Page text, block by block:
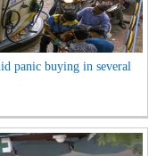
panic buying in several